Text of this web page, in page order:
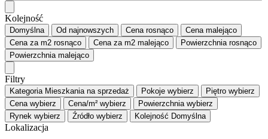
Kolejność
Domyślna Od najnowszych Cena rosnąco Cena malejąco
Cena za m2 rosnąco Cena za m2 malejąco Powierzchnia rosnąco
Powierzchnia malejąco
Filtry
Kategoria Mieszkania na sprzedaż Pokoje wybierz Piętro wybierz
Cena wybierz Cena/m² wybierz Powierzchnia wybierz
Rynek wybierz Źródło wybierz Kolejność Domyślna
Lokalizacja